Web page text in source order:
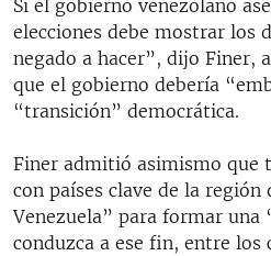
Si el gobierno venezolano
elecciones debe mostrar los
negado a hacer”, dijo Finer,
que el gobierno debería
“transición” democrática.
Finer admitió asimismo que
con países clave de la
Venezuela” para formar una
conduzca a ese fin, entre los